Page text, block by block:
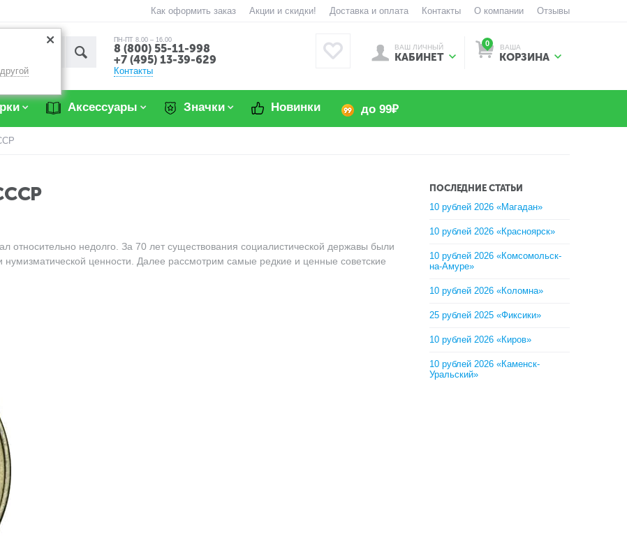
Как оформить заказ Акции и скидки! Доставка и оплата Контакты О компании Отзывы
ПН-ПТ 8.00 – 16.00
8 (800) 55-11-998
+7 (495) 13-39-629
Контакты
0 ВАША
КОРЗИНА
ВАШ ЛИЧНЫЙ
КАБИНЕТ
Аксессуары Значки Новинки до 99₽
относительно недолго. За 70 лет существования социалистической державы были
ценности. Далее рассмотрим самые редкие и ценные советские
ПОСЛЕДНИЕ СТАТЬИ
10 рублей 2026 «Магадан»
10 рублей 2026 «Красноярск»
10 рублей 2026 «Комсомольск-
на-Амуре»
10 рублей 2026 «Коломна»
25 рублей 2025 «Фиксики»
10 рублей 2026 «Киров»
10 рублей 2026 «Каменск-
Уральский»